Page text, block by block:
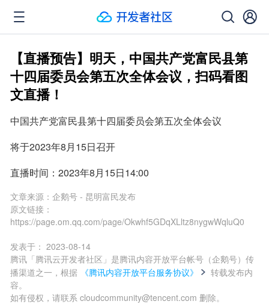
【直播预告】明天，中国共产党富民县第
十四届委员会第五次全体会议，扫码看图
文直播！
中国共产党富民县第十四届委员会第五次全体会议
将于2023年8月15日召开
直播时间：2023年8月15日14:00
文章来源： 企鹅号 - 昆明富民发布
原文链接：
https://page.om.qq.com/page/Okwhf5GDqXLltz8nygwWqluQ0
发表于： 2023-08-14
腾讯「腾讯云开发者社区」是腾讯内容开放平台帐号（企鹅号）传
播渠道之一，根据
《腾讯内容开放平台服务协议》
转载发布内
容。
如有侵权，请联系 cloudcommunity@tencent.com 删除。